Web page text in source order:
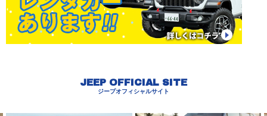
JEEP OFFICIAL SITE
ジープオフィシャルサイト